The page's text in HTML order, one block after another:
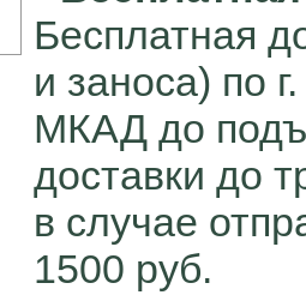
Бесплатная
и заноса) по
МКАД до
доставки до
в случае
1500 руб.